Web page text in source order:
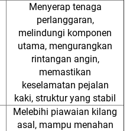
Menyerap tenaga
perlanggaran,
melindungi komponen
utama, mengurangkan
rintangan angin,
memastikan
keselamatan pejalan
kaki, struktur yang stabil
Melebihi piawaian kilang
asal, mampu menahan